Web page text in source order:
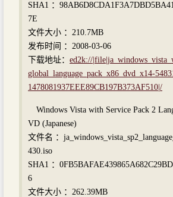
SHA1 ：
7E
文件大小 ：210.7MB
发布时间 ：2008-03-06
下载地址： ed2k://
global_language_pack_x86_dvd_x14-
1478081937EEE89CB197B373AF510|/
Windows Vista with Service Pack 2
VD (Japanese)
文件名 ：
430.iso
SHA1 ：
6
文件大小 ：262.39MB